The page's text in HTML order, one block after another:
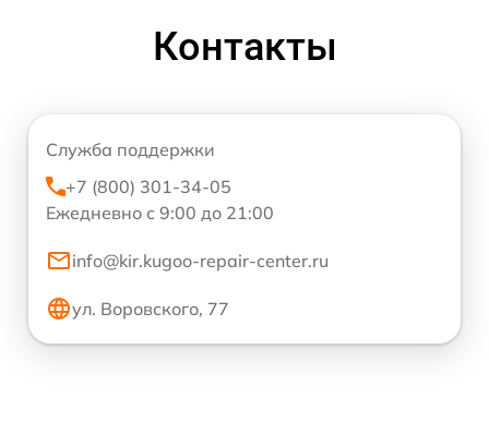
Контакты
Служба поддержки
+7 (800) 301-34-05
Ежедневно с 9:00 до 21:00
info@kir.kugoo-repair-center.ru
ул. Воровского, 77